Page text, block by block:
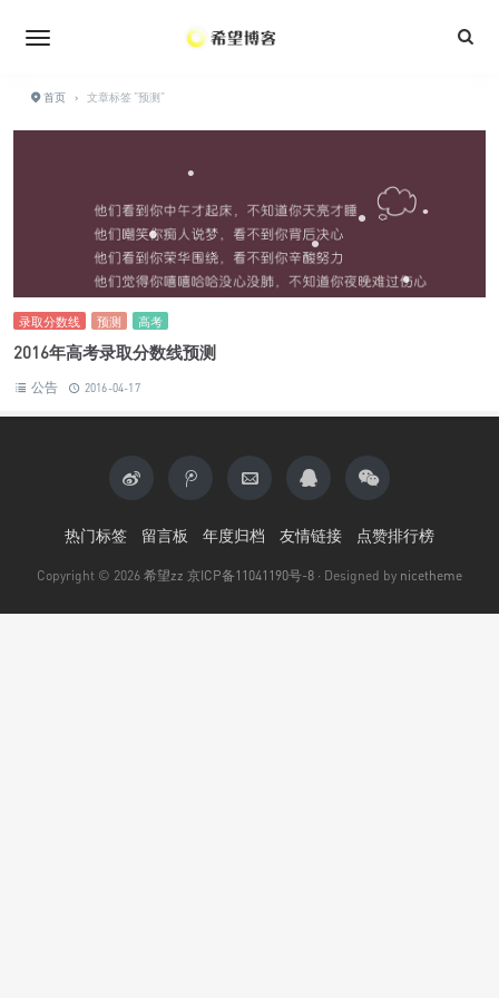
首页 › 文章标签 "预测"
录取分数线 预测 高考
2016年高考录取分数线预测
公告 2016-04-17
热门标签 留言板 年度归档 友情链接 点赞排行榜
Copyright © 2026 希望zz 京ICP备11041190号-8 · Designed by nicetheme
•
•
•
•
•
•
•
•
•